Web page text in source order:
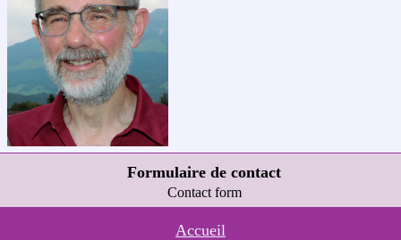
Formulaire de contact
Contact form
Accueil